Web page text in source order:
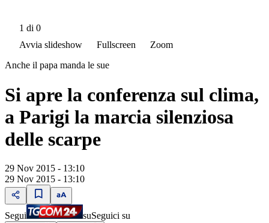
1 di 0
Avvia slideshow
Fullscreen
Zoom
Anche il papa manda le sue
Si apre la conferenza sul clima,
a Parigi la marcia silenziosa
delle scarpe
29 Nov 2015 - 13:10
29 Nov 2015 - 13:10
Segui suSeguici su